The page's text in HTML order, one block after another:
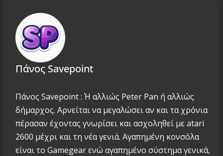
Πάνος Savepoint
Πάνος Savepoint : Ή αλλιώς Peter Pan ή αλλιώς
δήμαρχος. Αρνείται να μεγαλώσει αν και τα χρόνια
πέρασαν έχοντας γνωρίσει και ασχοληθεί με atari
2600 μέχρι και τη νέα γενιά. Αγαπημένη κονσόλα
είναι το Gamegear ενώ αγαπημένο σύστημα γενικά,